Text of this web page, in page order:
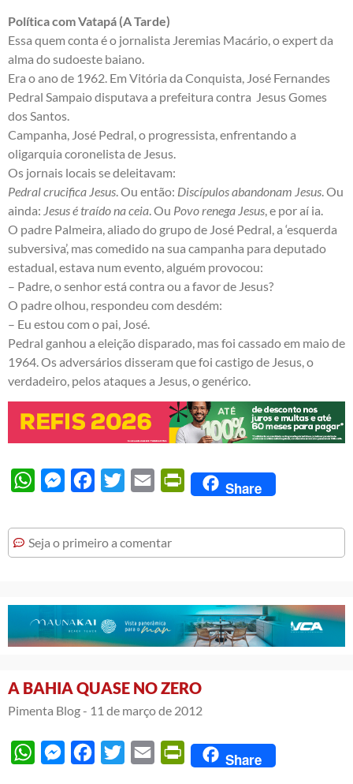
Política com Vatapá (A Tarde)
Essa quem conta é o jornalista Jeremias Macário, o expert da
alma do sudoeste baiano.
Era o ano de 1962. Em Vitória da Conquista, José Fernandes
Pedral Sampaio disputava a prefeitura contra Jesus Gomes
dos Santos.
Campanha, José Pedral, o progressista, enfrentando a
oligarquia coronelista de Jesus.
Os jornais locais se deleitavam:
Pedral crucifica Jesus . Ou então: Discípulos abandonam Jesus . Ou
ainda: Jesus é traído na ceia . Ou Povo renega Jesus , e por aí ia.
O padre Palmeira, aliado do grupo de José Pedral, a ‘esquerda
subversiva’, mas comedido na sua campanha para deputado
estadual, estava num evento, alguém provocou:
– Padre, o senhor está contra ou a favor de Jesus?
O padre olhou, respondeu com desdém:
– Eu estou com o pai, José.
Pedral ganhou a eleição disparado, mas foi cassado em maio de
1964. Os adversários disseram que foi castigo de Jesus, o
verdadeiro, pelos ataques a Jesus, o genérico.
WhatsAppMessengerFacebook
Twitter Email PrintFriendly
Share
Seja o primeiro a comentar
A BAHIA QUASE NO ZERO
Pimenta Blog - 11 de março de 2012
WhatsAppMessengerFacebook
Twitter Email PrintFriendly
Share